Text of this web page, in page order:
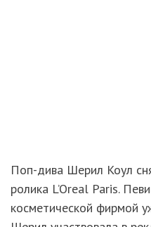
Поп-дива Шерил Коул
ролика L’Oreal Paris.
косметической фирмой